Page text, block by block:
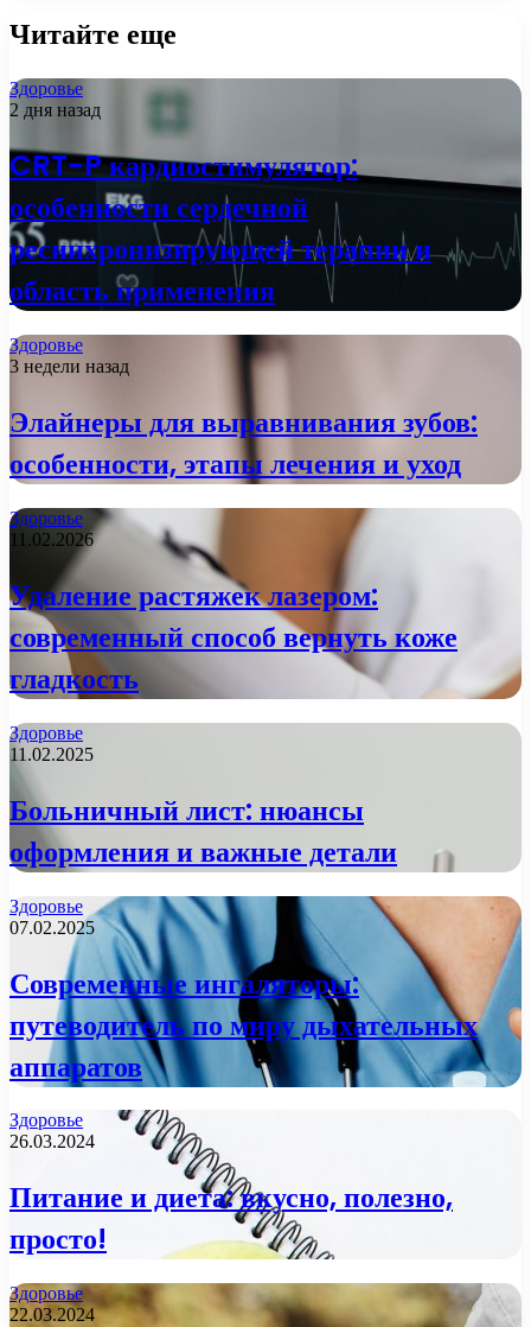
Читайте еще
Здоровье
2 дня назад
CRT-P кардиостимулятор:
особенности сердечной
ресинхронизирующей терапии и
область применения
Здоровье
3 недели назад
Элайнеры для выравнивания зубов:
особенности, этапы лечения и уход
Здоровье
11.02.2026
Удаление растяжек лазером:
современный способ вернуть коже
гладкость
Здоровье
11.02.2025
Больничный лист: нюансы
оформления и важные детали
Здоровье
07.02.2025
Современные ингаляторы:
путеводитель по миру дыхательных
аппаратов
Здоровье
26.03.2024
Питание и диета: вкусно, полезно,
просто!
Здоровье
22.03.2024